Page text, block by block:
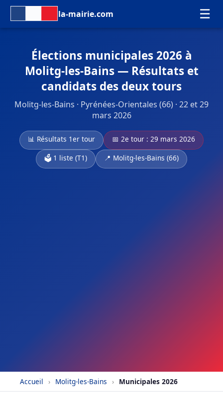
la-mairie.com ☰
Élections municipales 2026 à
Molitg-les-Bains — Résultats et
candidats des deux tours
Molitg-les-Bains · Pyrénées-Orientales (66) · 22 et 29
mars 2026
📊 Résultats 1er tour
📅 2e tour : 29 mars 2026
🗳️ 1 liste (T1)
📍 Molitg-les-Bains (66)
Accueil › Molitg-les-Bains › Municipales 2026